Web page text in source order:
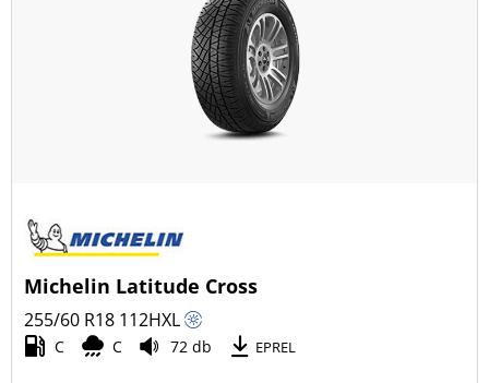
Michelin Latitude Cross
255/60 R18 112HXL
C C 72 db EPREL